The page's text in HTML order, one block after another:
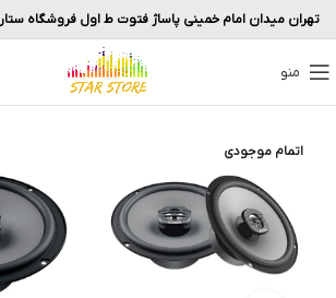
تهران میدان امام خمینی پاساژ فتوت ط اول فروشگاه ستاره /
منو
اتمام موجودی